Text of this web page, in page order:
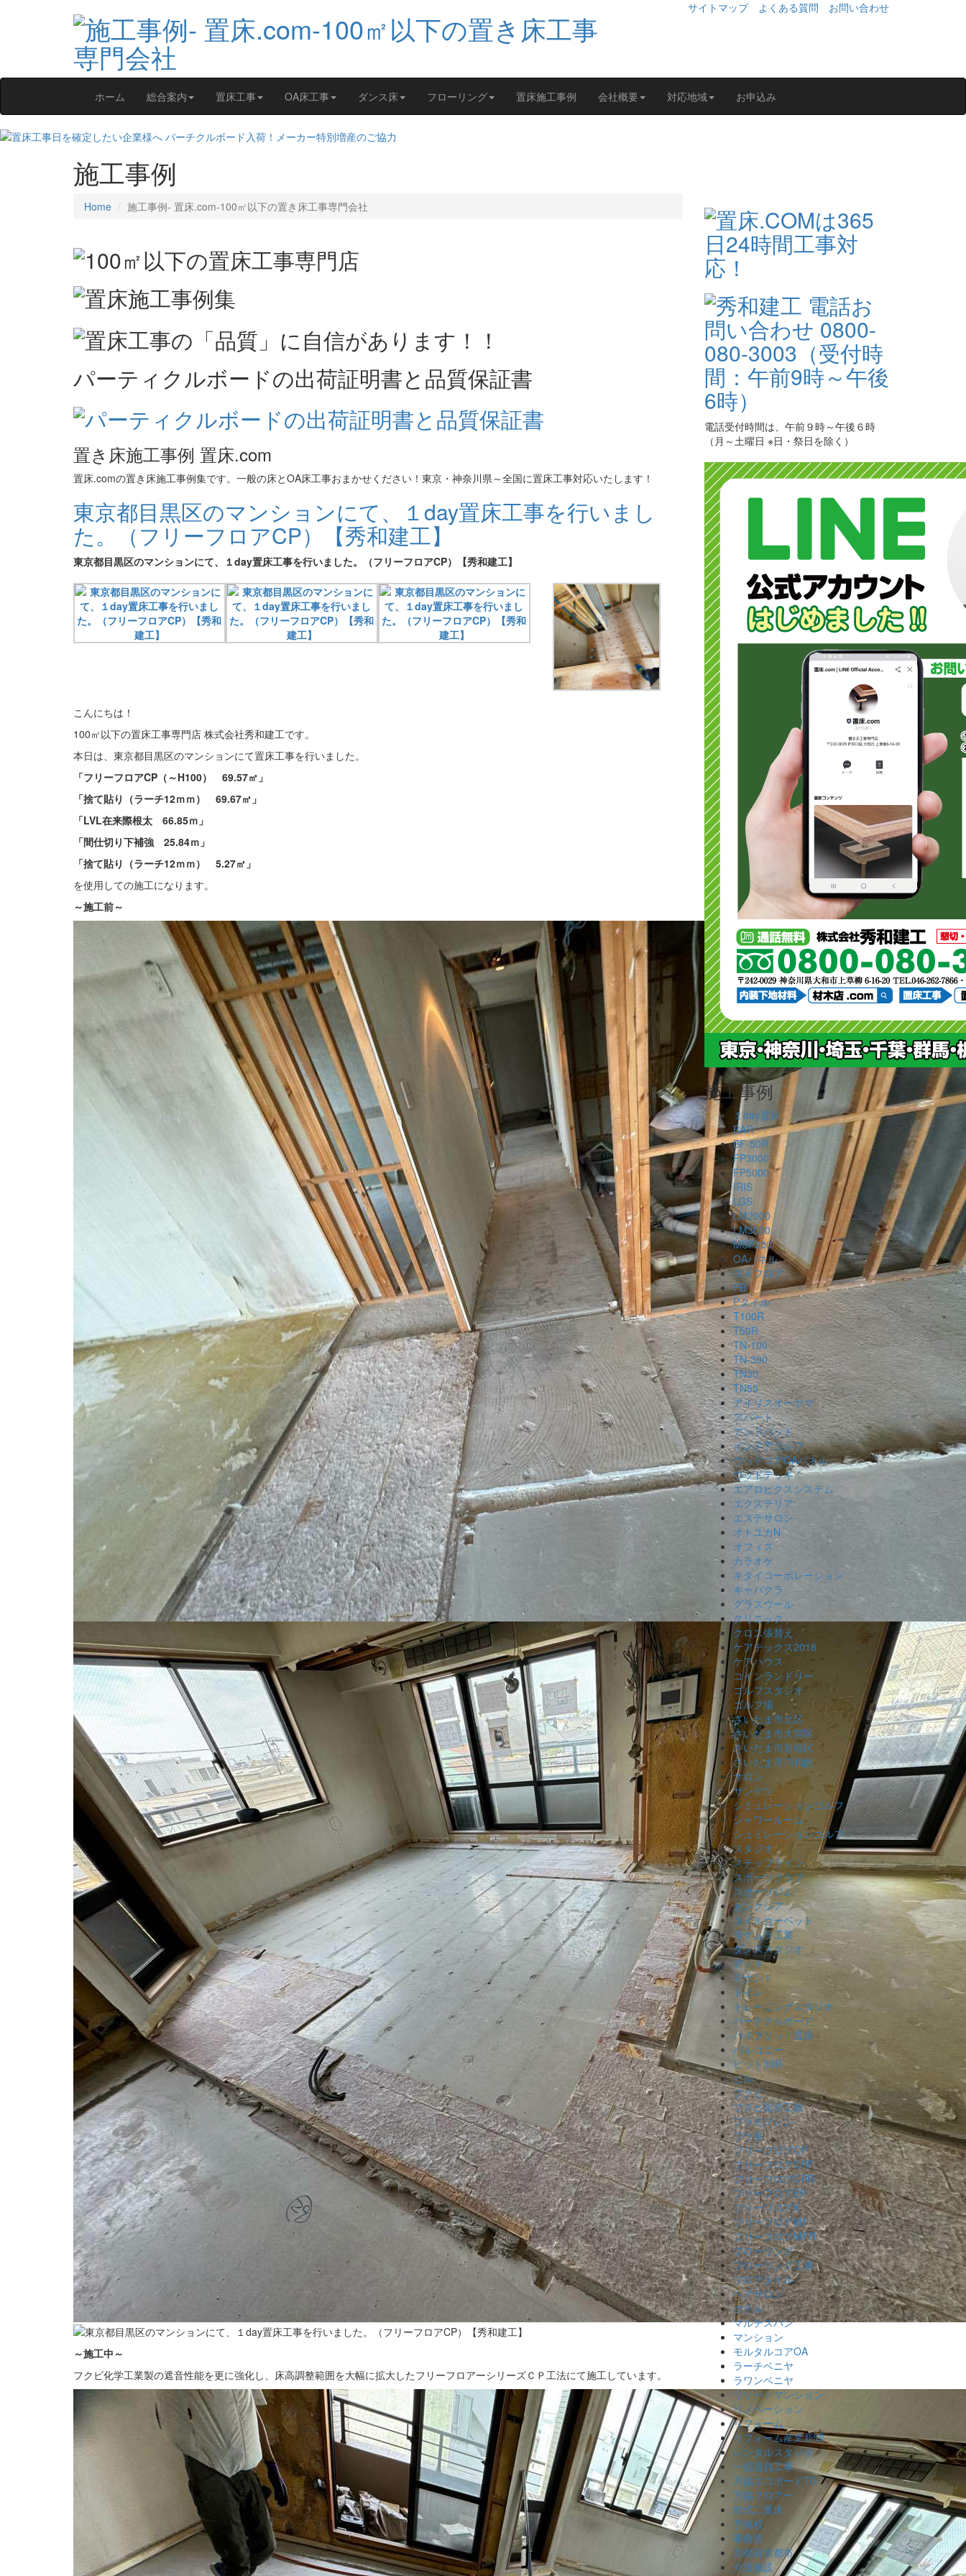
サイトマップ よくある質問 お問い合わせ
ホーム 総合案内 置床工事 OA床工事 ダンス床 フローリング 置床施工事例 会社概要 対応地域 お申込み
施工事例
Home 施工事例‐ 置床.com-100㎡以下の置き床工事専門会社
パーティクルボードの出荷証明書と品質保証書
置き床施工事例 置床.com
置床.comの置き床施工事例集です。一般の床とOA床工事おまかせください！東京・神奈川県～全国に置床工事対応いたします！
東京都目黒区のマンションにて、１day置床工事を行いまし
た。（フリーフロアCP）【秀和建工】
東京都目黒区のマンションにて、１day置床工事を行いました。（フリーフロアCP）【秀和建工】
こんにちは！
100㎡以下の置床工事専門店 株式会社秀和建工です。
本日は、東京都目黒区のマンションにて置床工事を行いました。
「フリーフロアCP（～H100） 69.57㎡」
「捨て貼り（ラーチ12ｍｍ） 69.67㎡」
「LVL在来際根太 66.85ｍ」
「間仕切り下補強 25.84ｍ」
「捨て貼り（ラーチ12ｍｍ） 5.27㎡」
を使用しての施工になります。
～施工前～
～施工中 ～
フクビ化学工業製の遮音性能を更に強化し、床高調整範囲を大幅に拡大したフリーフロアーシリーズＣＰ工法にて施工しています。
電話受付時間は、午前９時～午後６時
（月～土曜日 ※日・祭日を除く）
施工事例
１day置床
BAR
BF-50R
FP3000
FP5000
IRIS
LGS
LM2000
LM3000
MSF200
OAパネル
ＯＡフロア
PB
Pタイル
T100R
T50R
TN-100
TN-300
TN30
TN50
アイリスオーヤマ
アパート
アンドパッド
インドアゴルフ
ウッドコアOAパネル
ウッドデッキ
エアロビクスシステム
エクステリア
エステサロン
オトユカN
オフィス
カラオケ
キタイコーポレーション
キャバクラ
グラスウール
クリニック
クロス張替え
ケアテックス2018
ケアハウス
コインランドリー
ゴルフスタジオ
ゴルフ場
さいたま市北区
さいたま市大宮区
さいたま市岩槻区
さいたま市浦和区
サロン
サンゲツ
シミュレーションゴルフ
シャワールーム
シュミレーションゴルフ
スタジオ
ステップライン
スポーツクラブ
スポーツジム
センクシア
タイルカーペット
タケムラ工業
ダンススタジオ
デッキ
テナント
トイレ
トレーニングスタジオ
パーチクルボード
ハイブリッド置床
バルコニー
ピット30R
ビル
フクビ
フクビ化学工業
プラモクレン
プラ束
フリーフロアCP
フリーフロアCPF
フリーフロアCPR
フリーフロアEP
フリーフロアK
フリーフロアMP
フリーフロアMPR
フローリング
フローリング工事
フロアタイル
ヘアサロン
ホテル
マルチスパン
マンション
モルタルコアOA
ラーチベニヤ
ラワンベニヤ
リゾートマンション
リノベーション
リフォーム
リフォーム産業新聞
レンタルスタジオ
一括請負工事
万協エコボードTG
万協フロアー
乾式二重床
予備校
事務所
京都府京都市
介護施設